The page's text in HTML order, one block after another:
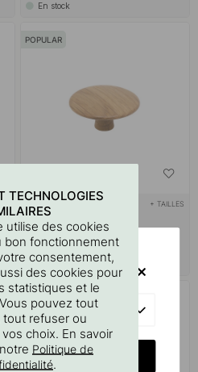
En stock
POPULAR
9 + TAILLES
Bouton Split - Chêne
10.80 €
En stock
TECHNOLOGIES
utilise des cookies
bon fonctionnement
consentement,
des cookies pour
statistiques et le
pouvez tout
tout refuser ou
choix. En savoir
Politique de
.
VISIT?
COUNTRY